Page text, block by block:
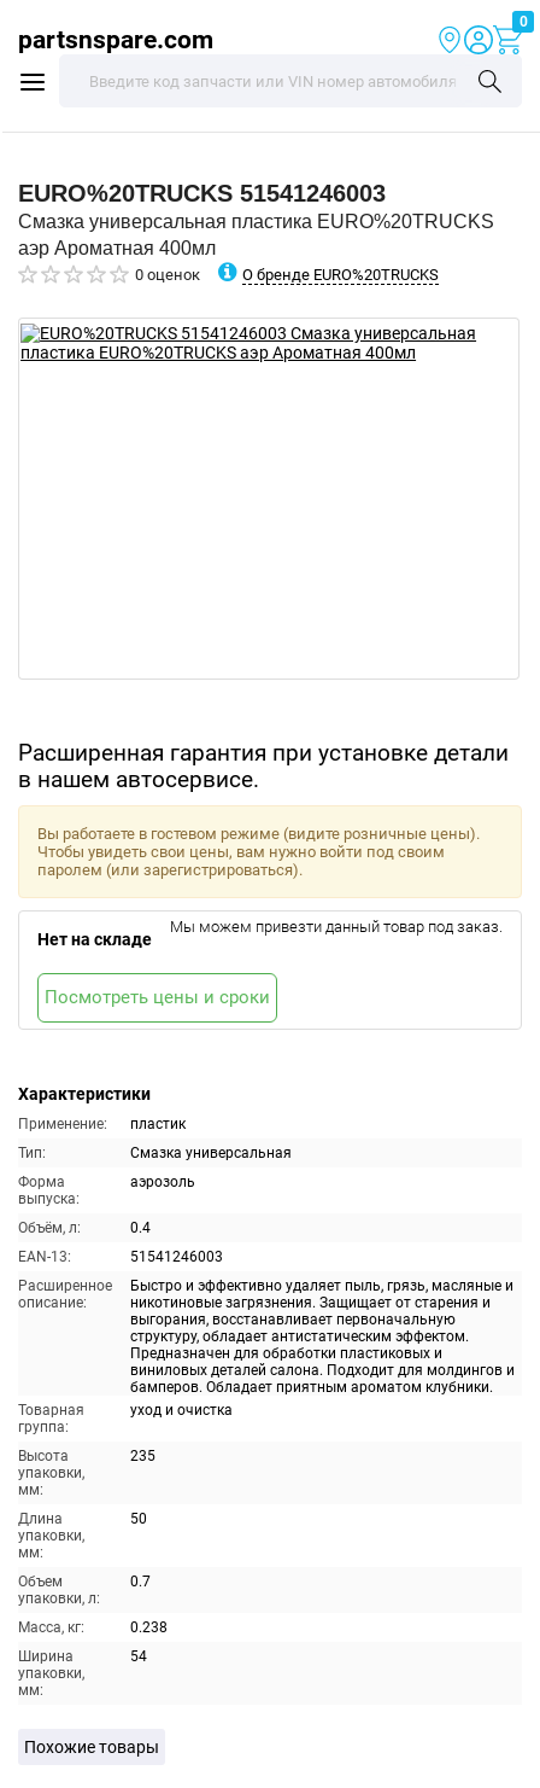
partsnspare.com
0
EURO%20TRUCKS 51541246003
Смазка универсальная пластика EURO%20TRUCKS
аэр Ароматная 400мл
0 оценок О бренде EURO%20TRUCKS
Расширенная гарантия при установке детали
в нашем автосервисе.
Характеристики
Применение:
пластик
Тип:
Смазка универсальная
Форма
выпуска:
аэрозоль
Объём, л:
0.4
EAN-13:
51541246003
Расширенное
описание:
Быстро и эффективно удаляет пыль, грязь, масляные и
никотиновые загрязнения. Защищает от старения и
выгорания, восстанавливает первоначальную
структуру, обладает антистатическим эффектом.
Предназначен для обработки пластиковых и
виниловых деталей салона. Подходит для молдингов и
бамперов. Обладает приятным ароматом клубники.
Товарная
группа:
уход и очистка
Высота
упаковки,
мм:
235
Длина
упаковки,
мм:
50
Объем
упаковки, л:
0.7
Масса, кг:
0.238
Ширина
упаковки,
мм:
54
Вы работаете в гостевом режиме (видите розничные цены).
Чтобы увидеть свои цены, вам нужно войти под своим
паролем (или зарегистрироваться).
Нет на складе
Мы можем привезти данный товар под заказ.
Посмотреть цены и сроки
Похожие товары